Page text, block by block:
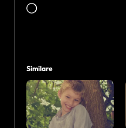
Încarc...
Similare